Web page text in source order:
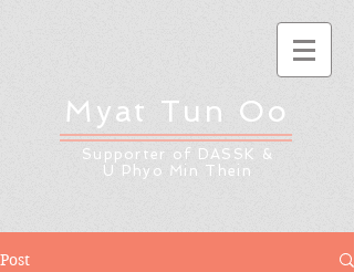
Myat Tun Oo
Supporter of DASSK &
U Phyo Min Thein
Post